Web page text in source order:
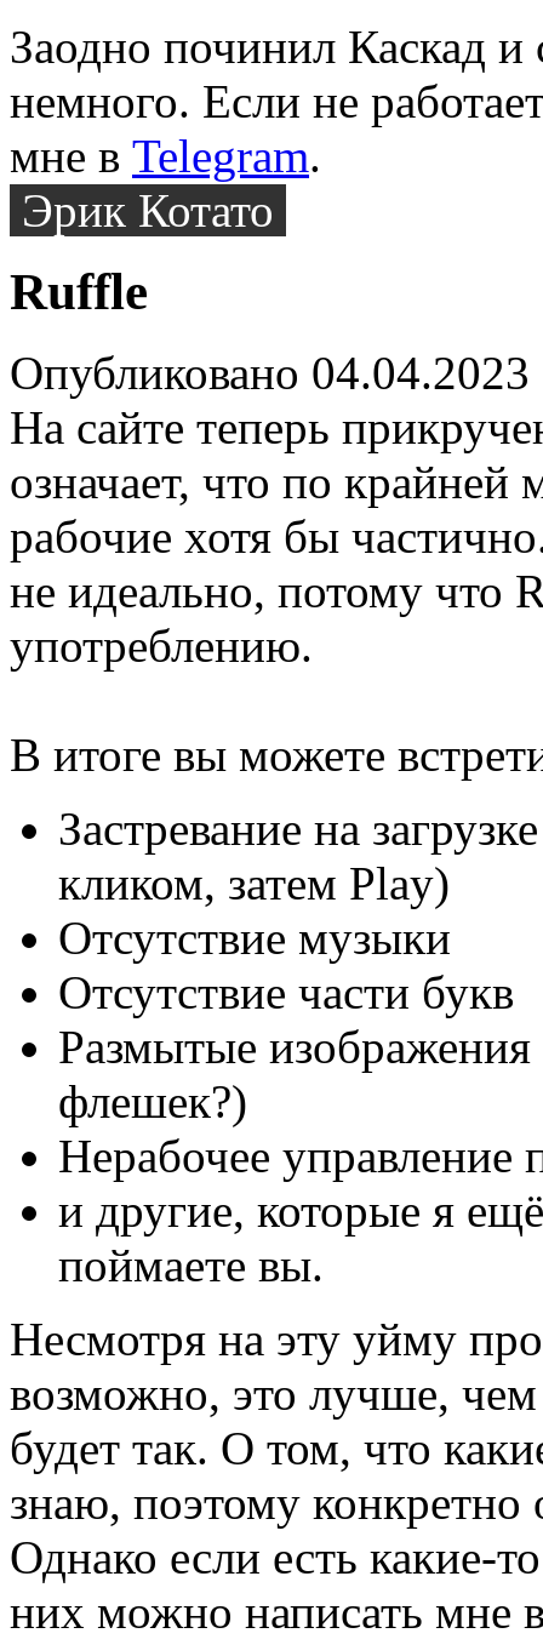
Заодно починил Каскад и
немного. Если не
мне в Telegram.
Эрик Котато
Ruffle
Опубликовано 04.04.2023
На сайте теперь
означает, что по
рабочие хотя бы
не идеально, потому что
употреблению.
В итоге вы можете
Застревание на
кликом, затем Play)
Отсутствие музыки
Отсутствие части букв
Размытые
флешек?)
Нерабочее управление
и другие, которые я
поймаете вы.
Несмотря на эту уйму
возможно, это лучше,
будет так. О том, что
знаю, поэтому конкретно
Однако если есть какие-
них можно написать мне